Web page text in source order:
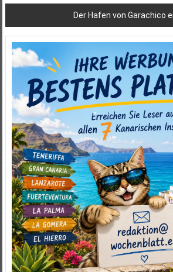
Der Hafen von Garachico